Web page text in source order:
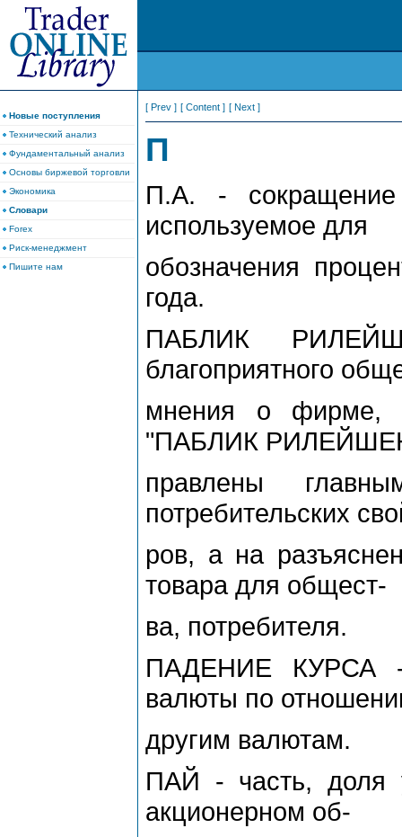
Новые поступления
Технический анализ
Фундаментальный анализ
Основы биржевой торговли
Экономика
Словари
Forex
Риск-менеджмент
Пишите нам
[ Prev ] [ Content ] [ Next ]
П
П.А. -
используемое для
обозначения
года.
ПАБЛИК
благоприятного
мнения о фирме,
"ПАБЛИК
правлены
потребительских
ров, а на
товара для общест-
ва, потребителя.
ПАДЕНИЕ КУРСА -
валюты по
другим валютам.
ПАЙ - часть, доля
акционерном об-